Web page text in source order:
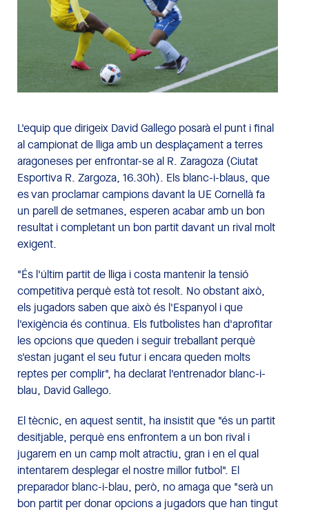
L'equip que dirigeix David Gallego posarà el punt i final
al campionat de lliga amb un desplaçament a terres
aragoneses per enfrontar-se al R. Zaragoza (Ciutat
Esportiva R. Zargoza, 16.30h). Els blanc-i-blaus, que
es van proclamar campions davant la UE Cornellà fa
un parell de setmanes, esperen acabar amb un bon
resultat i completant un bon partit davant un rival molt
exigent.
"És l'últim partit de lliga i costa mantenir la tensió
competitiva perquè està tot resolt. No obstant això,
els jugadors saben que això és l'Espanyol i que
l'exigència és contínua. Els futbolistes han d'aprofitar
les opcions que queden i seguir treballant perquè
s'estan jugant el seu futur i encara queden molts
reptes per complir", ha declarat l'entrenador blanc-i-
blau, David Gallego.
El tècnic, en aquest sentit, ha insistit que "és un partit
desitjable, perquè ens enfrontem a un bon rival i
jugarem en un camp molt atractiu, gran i en el qual
intentarem desplegar el nostre millor futbol". El
preparador blanc-i-blau, però, no amaga que "serà un
bon partit per donar opcions a jugadors que han tingut